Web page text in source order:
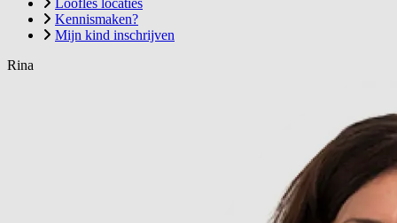
Kennismaken?
Mijn kind inschrijven
Rina